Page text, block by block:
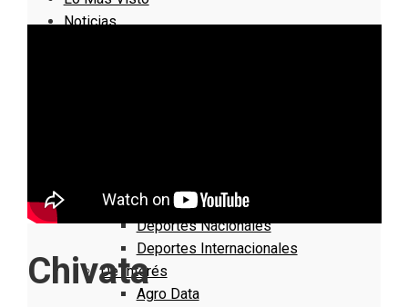
Noticias
Deportes Locales
Deportes Nacionales
Deportes Internacionales
De Interés
Agro Data
Chivata